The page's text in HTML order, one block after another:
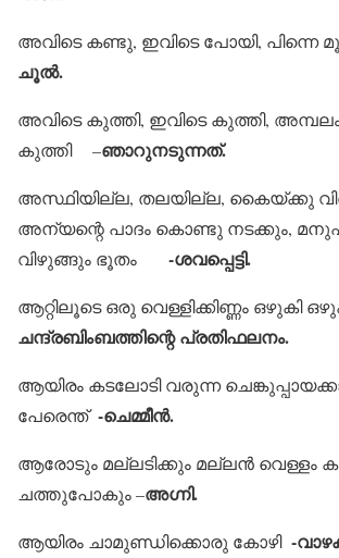
അവിടെ കണ്ടു, ഇവിടെ പോയി, പിന്നെ
ചൂല്‍.
അവിടെ കുത്തി, ഇവിടെ കുത്തി,
കുത്തി –ഞാറുനടുന്നത്.
അസ്ഥിയില്ല, തലയില്ല, കൈയ്ക്കു
അന്യന്റെ പാദം കൊണ്ടു നടക്കും,
വിഴുങ്ങും ഭൂതം -ശവപ്പെട്ടി.
ആറ്റിലൂടെ ഒരു വെള്ളിക്കിണ്ണം ഒഴുകി
ചന്ദ്രബിംബത്തിന്റെ പ്രതിഫലനം.
ആയിരം കടലോടി വരുന്ന
പേരെന്ത് -ചെമ്മീന്‍.
ആരോടും മല്ലടിക്കും മല്ലന്‍ വെള്ളം
ചത്തുപോകും –അഗ്നി.
ആയിരം ചാമുണ്ഡിക്കൊരു കോഴി -